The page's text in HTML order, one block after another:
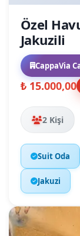
Özel
Jakuzili
CappaVia
₺ 15.000,00
2 Kişi
Suit Oda
Jakuzi